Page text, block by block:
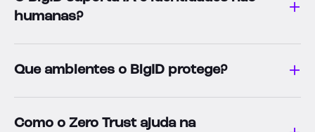
humanas?
Que ambientes o BigID protege?
Como o Zero Trust ajuda na